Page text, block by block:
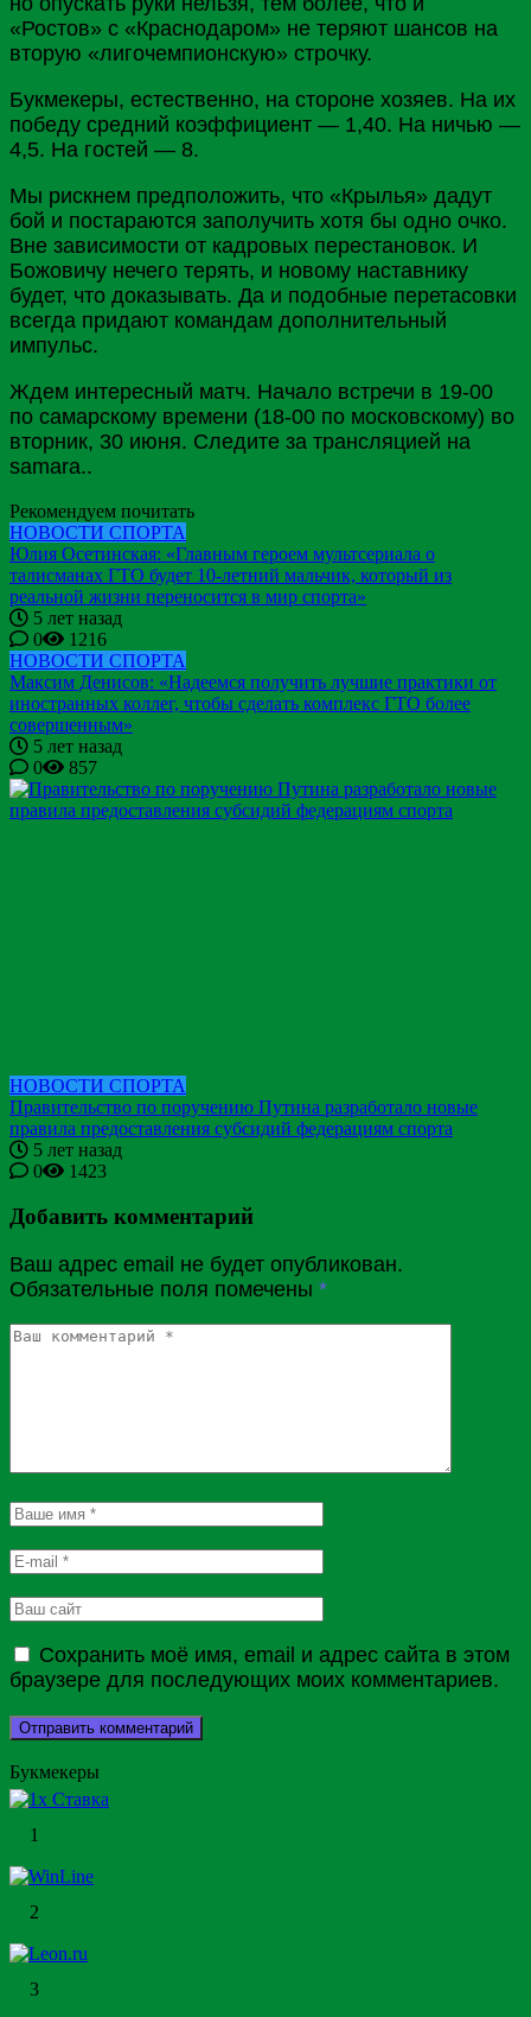
«Ростов» с «Краснодаром» не теряют шансов на
вторую «лигочемпионскую» строчку.
Букмекеры, естественно, на стороне хозяев. На их
победу средний коэффициент — 1,40. На ничью —
4,5. На гостей — 8.
Мы рискнем предположить, что «Крылья» дадут
бой и постараются заполучить хотя бы одно очко.
Вне зависимости от кадровых перестановок. И
Божовичу нечего терять, и новому наставнику
будет, что доказывать. Да и подобные перетасовки
всегда придают командам дополнительный
импульс.
Ждем интересный матч. Начало встречи в 19-00
по самарскому времени (18-00 по московскому) во
вторник, 30 июня. Следите за трансляцией на
samara..
Рекомендуем почитать
НОВОСТИ СПОРТА
Юлия Осетинская: «Главным героем мультсериала о
талисманах ГТО будет 10-летний мальчик, который из
реальной жизни переносится в мир спорта»
5 лет назад
0
1216
НОВОСТИ СПОРТА
Максим Денисов: «Надеемся получить лучшие практики от
иностранных коллег, чтобы сделать комплекс ГТО более
совершенным»
5 лет назад
0
857
НОВОСТИ СПОРТА
Правительство по поручению Путина разработало новые
правила предоставления субсидий федерациям спорта
5 лет назад
0
1423
Добавить комментарий
Ваш адрес email не будет опубликован.
Обязательные поля помечены *
Сохранить моё имя, email и адрес сайта в этом
браузере для последующих моих комментариев.
Букмекеры
1
2
3